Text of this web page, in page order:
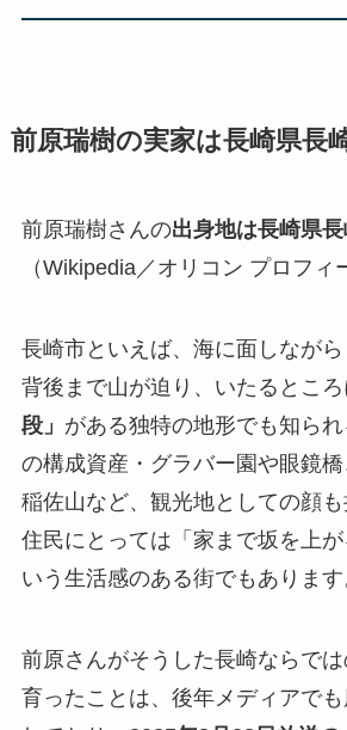
前原瑞樹の実家は長崎県長
前原瑞樹さんの出身地は長崎県
（Wikipedia／オリコン プロフィ
長崎市といえば、海に面しなが
背後まで山が迫り、いたるところ
段」 がある独特の地形でも知ら
の構成資産・グラバー園や眼鏡
稲佐山など、観光地としての顔
住民にとっては「家まで坂を上
いう生活感のある街でもあります
前原さんがそうした長崎ならで
育ったことは、後年メディアで